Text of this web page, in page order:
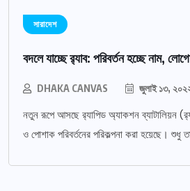
সারাদেশ
বদলে যাচ্ছে র‌্যাব: পরিবর্তন হচ্ছে নাম,
DHAKA CANVAS জুলাই ১৩,
নতুন রূপে আসছে র‌্যাপিড অ্যাকশন ব্যাটালিয়ন
ও পোশাক পরিবর্তনের পরিকল্পনা করা হয়েছে। শুধু